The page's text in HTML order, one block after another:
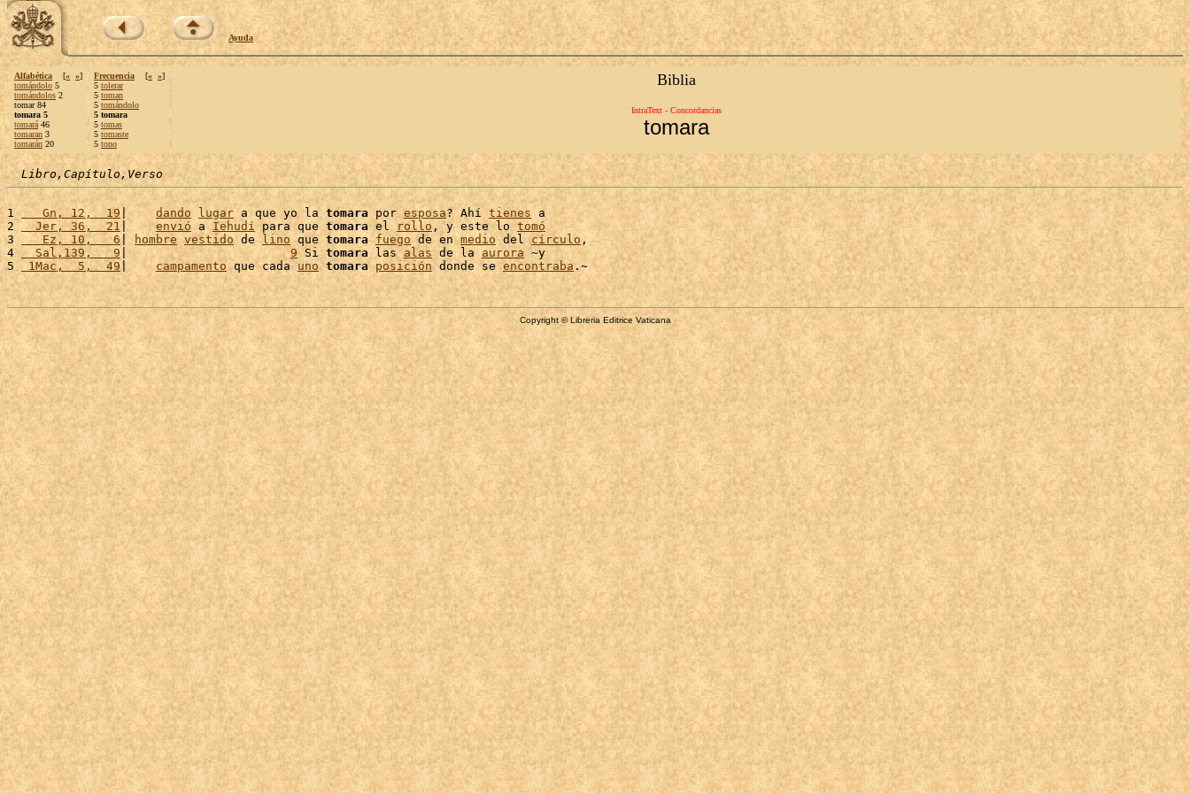
Ayuda
Alfabética [« »]
tomándolo 5
tomándolos 2
tomar 84
tomara 5
tomará 46
tomaran 3
tomarán 20
Frecuencia [« »]
5 tolerar
5 toman
5 tomándolo
5 tomara
5 tomas
5 tomaste
5 tono
Biblia
IntraText - Concordancias
tomara
Libro,Capítulo,Verso
1
   Gn, 12,  19
| dando lugar a que yo la tomara por esposa? Ahí tienes a
2
  Jer, 36,  21
| envió a Iehudí para que tomara el rollo, y este lo tomó
3
   Ez, 10,   6
| hombre vestido de lino que tomara fuego de en medio del círculo ,
4
  Sal,139,   9
| 9 Si tomara las alas de la aurora ~y
5
1Mac,  5,  49 | campamento que cada uno tomara posición donde se encontraba
Copyright © Libreria Editrice Vaticana